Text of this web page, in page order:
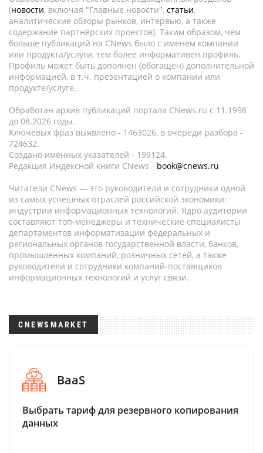
(новости, включая "Главные новости", статьи,
аналитические обзоры рынков, интервью, а также
содержание партнёрских проектов). Таким образом, чем
больше публикаций на CNews было с именем компании
или продукта/услуги, тем более информативен профиль.
Профиль может быть дополнен (обогащен) дополнительной
информацией, в т.ч. презентацией о компании или
продукте/услуге.
Обработан архив публикаций портала CNews.ru c 11.1998
до 08.2026 годы.
Ключевых фраз выявлено - 1463026, в очереди разбора -
724632.
Создано именных указателей - 199124.
Редакция Индексной книги CNews - book@cnews.ru
Читатели CNews — это руководители и сотрудники одной
из самых успешных отраслей российской экономики:
индустрии информационных технологий. Ядро аудитории
составляют топ-менеджеры и технические специалисты
департаментов информатизации федеральных и
региональных органов государственной власти, банков,
промышленных компаний, розничных сетей, а также
руководители и сотрудники компаний-поставщиков
информационных технологий и услуг связи.
CNEWSMARKET
BaaS
Выбрать тариф для резервного копирования
данных